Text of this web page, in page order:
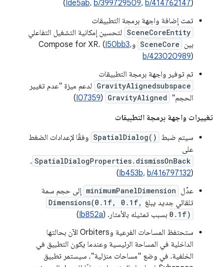
(
Ide5ab، b/399729509، b/414762147
)
تمت إضافة واجهة برمجة التطبيقات
SceneCoreEntity لتحسين إمكانية التشغيل التفاعلي
بين SceneCore وCompose for XR. ( I50bb3،
b/423020989)
تم توفير واجهة برمجة التطبيقات
GravityAlignedsubspace لدعم ميزة "عدم تغيير
الحجم" GravityAligned
(
I07359
)
تغييرات واجهة برمجة التطبيقات
سيتم ضبط SpatialDialog() وفقًا لإعدادات الضغط
على
SpatialDialogProperties.dismissOnBack
.
(
Ib453b، b/416797132
)
عدِّل minimumPanelDimension إلى حجم سمة
تلقائي جديد يبلغ Dimensions(0.1f, 0.1f,
0.1f) بسبب تمثيله بالأمتار. (Ib852a
)
ستحتفظ المساحات الفرعية وOrbiters الآن بحالتها
الداخلية في المساحة الرئيسية وعندما يكون التطبيق في
الخلفية. في وضع "مساحات منزلية"، سيستمر تطبيق